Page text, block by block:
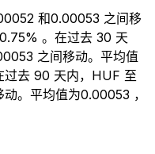
和0.00053 之间移
。在过去 30 天
之间移动。平均值
去 90 天内，HUF 至
。平均值为0.00053 ，